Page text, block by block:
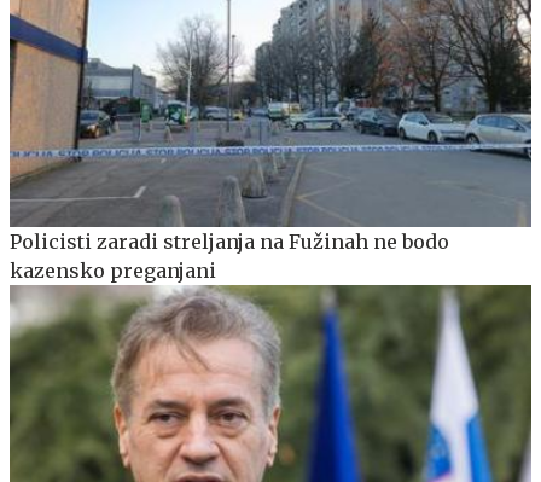
Policisti zaradi streljanja na Fužinah ne bodo
kazensko preganjani